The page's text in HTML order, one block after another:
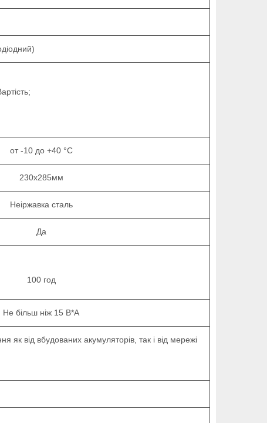
от -10 до +40 °C
230x285мм
Неіржавка сталь
Да
100 год
Не більш ніж 15 В*А
як від вбудованих акумуляторів, так і від мережі